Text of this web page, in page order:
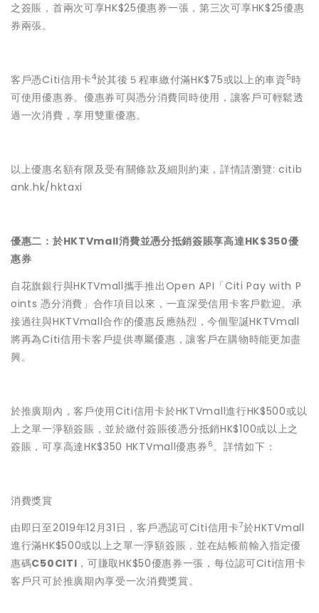
之簽賬，首兩次可享HK$25優惠券一張，第三次可享HK$25優惠
券兩張。
客戶憑Citi信用卡4於其後５程車繳付滿HK$75或以上的車資 5時
可使用優惠券。優惠券可與憑分消費同時使用，讓客戶可輕鬆透
過一次消費，享用雙重優惠。
以上優惠名額有限及受有關條款及細則約束，詳情請瀏覽: citib
ank.hk/hktaxi
優惠二：於HKTVmall消費並憑分抵銷簽賬享高達HK$350優
惠券
自花旗銀行與HKTVmall攜手推出Open API「Citi Pay with P
oints 憑分消費」合作項目以來，一直深受信用卡客戶歡迎。承
接過往與HKTVmall合作的優惠反應熱烈，今個聖誕HKTVmall
將再為Citi信用卡客戶提供專屬優惠，讓客戶在購物時能更加盡
興。
於推廣期內，客戶使用Citi信用卡於HKTVmall進行HK$500或以
上之單一淨額簽賬，並於繳付簽賬後憑分抵銷HK$100或以上之
簽賬，可享高達HK$350 HKTVmall優惠券 6。詳情如下：
消費獎賞
由即日至2019年12月31日，客戶憑認可Citi信用卡7於HKTVmall
進行滿HK$500或以上之單一淨額簽賬，並在結帳前輸入指定優
惠碼C50CITI ，可賺取HK$50優惠券一張，每位認可Citi信用卡
客戶只可於推廣期內享受一次消費獎賞。